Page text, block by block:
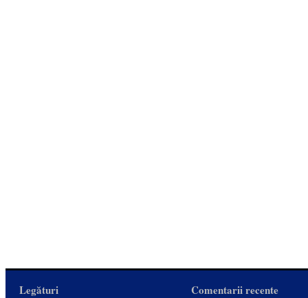
Legături Comentarii recente